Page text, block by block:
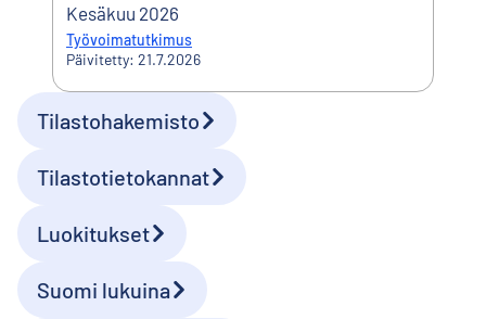
Kesäkuu 2026
Työvoimatutkimus
Päivitetty: 21.7.2026
Oikopolut
Tilastohakemisto
Tilastotietokannat
Luokitukset
Suomi lukuina